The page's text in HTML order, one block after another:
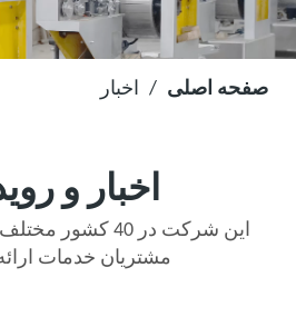
صفحه اصلی / اخبار
اخبار و
این شرکت در 40
مشتریان خدمات